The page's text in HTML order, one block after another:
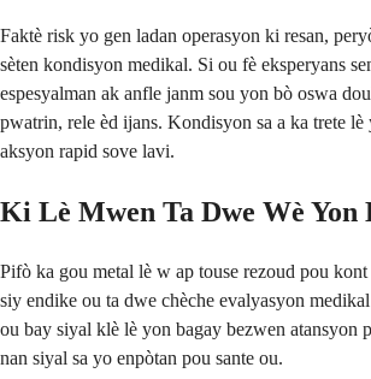
Faktè risk yo gen ladan operasyon ki resan,
sèten kondisyon medikal. Si ou fè eksperyans
espesyalman ak anfle janm sou yon bò oswa
pwatrin, rele èd ijans. Kondisyon sa a ka trete lè
aksyon rapid sove lavi.
Ki Lè Mwen Ta Dwe Wè Yon
Pifò ka gou metal lè w ap touse rezoud pou kont
siy endike ou ta dwe chèche evalyasyon
ou bay siyal klè lè yon bagay bezwen atansyon
nan siyal sa yo enpòtan pou sante ou.